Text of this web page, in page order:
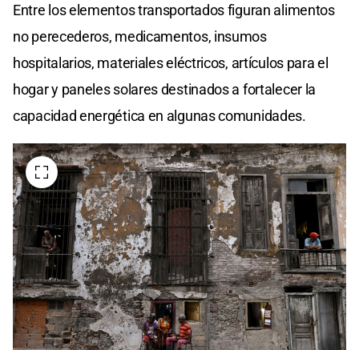
Entre los elementos transportados figuran alimentos
no perecederos, medicamentos, insumos
hospitalarios, materiales eléctricos, artículos para el
hogar y paneles solares destinados a fortalecer la
capacidad energética en algunas comunidades.